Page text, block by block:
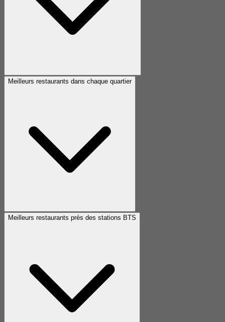
Meilleurs restaurants dans chaque quartier
Meilleurs restaurants près des stations BTS